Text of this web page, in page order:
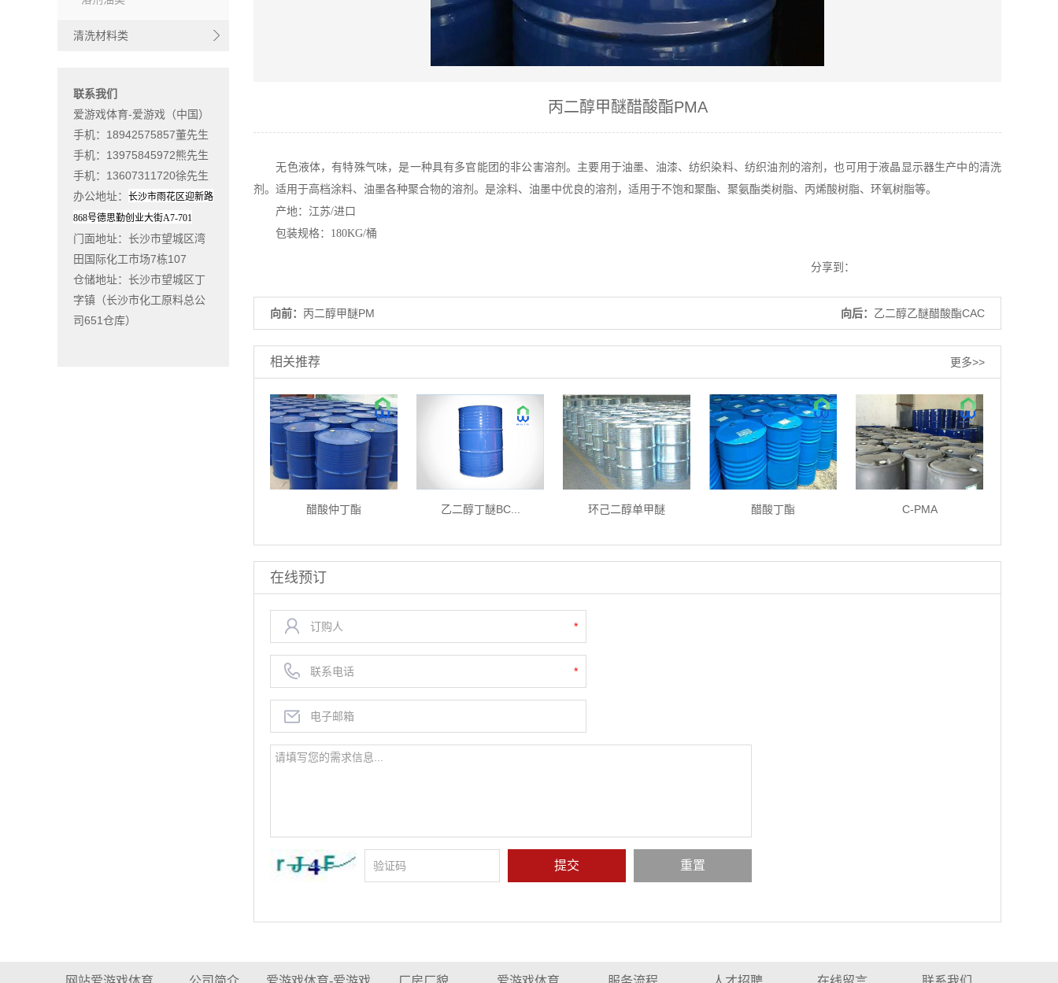
清洗材料类
联系我们
爱游戏体育-爱游戏（中国）
手机：18942575857董先生
手机：13975845972熊先生
手机：13607311720徐先生
办公地址： 长沙市雨花区迎新路
868号德思勤创业大街A7-701
门面地址：长沙市望城区湾
田国际化工市场7栋107
仓储地址：长沙市望城区丁
字镇（长沙市化工原料总公
司651仓库）
丙二醇甲醚醋酸酯PMA
无色液体，有特殊气味，是一种具有多官能团的非公害溶剂。主要用于油墨、油漆、纺织染料、纺织油剂的溶剂，也可用于液晶显示器生产中的清洗
剂。适用于高档涂料、油墨各种聚合物的溶剂。是涂料、油墨中优良的溶剂，适用于不饱和聚酯、聚氨酯类树脂、丙烯酸树脂、环氧树脂等。
产地：江苏/进口
包装规格：180KG/桶
分享到：
向前： 丙二醇甲醚PM 向后： 乙二醇乙醚醋酸酯CAC
相关推荐 更多>>
醋酸仲丁酯 乙二醇丁醚BC... 环己二醇单甲醚 醋酸丁酯 C-PMA
在线预订
*
*